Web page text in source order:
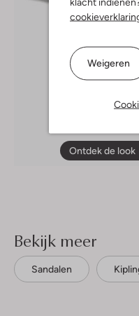
Weigeren
Ontdek de look
Bekijk meer
Sandalen